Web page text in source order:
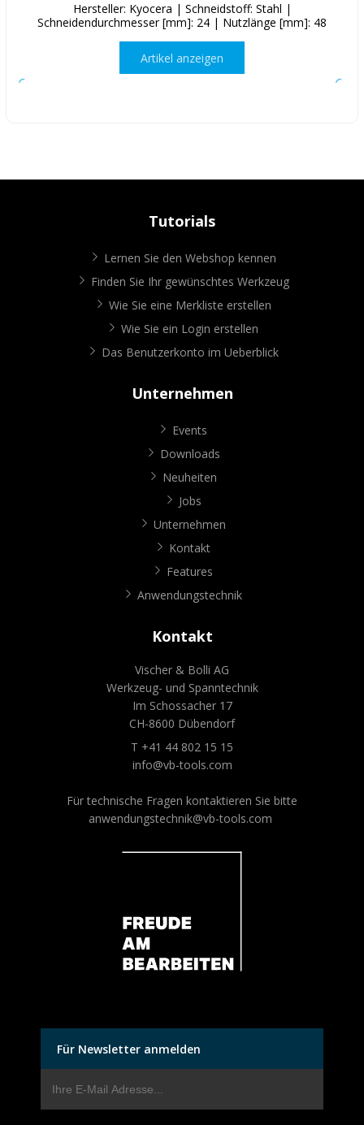
Hersteller: Kyocera | Schneidstoff: Stahl |
Schneidendurchmesser [mm]: 24 | Nutzlänge [mm]: 48
Artikel anzeigen
Tutorials
Lernen Sie den Webshop kennen
Finden Sie Ihr gewünschtes Werkzeug
Wie Sie eine Merkliste erstellen
Wie Sie ein Login erstellen
Das Benutzerkonto im Ueberblick
Unternehmen
Events
Downloads
Neuheiten
Jobs
Unternehmen
Kontakt
Features
Anwendungstechnik
Kontakt
Vischer & Bolli AG
Werkzeug- und Spanntechnik
Im Schossacher 17
CH-8600 Dübendorf
T +41 44 802 15 15
info@vb-tools.com
Für technische Fragen kontaktieren Sie bitte
anwendungstechnik@vb-tools.com
Für Newsletter anmelden